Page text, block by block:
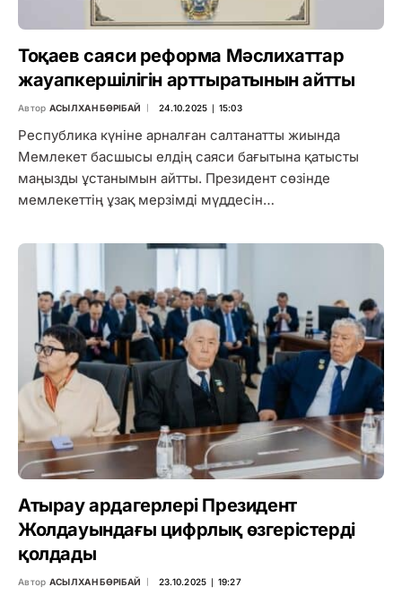
Тоқаев саяси реформа Мәслихаттар
жауапкершілігін арттыратынын айтты
Автор АСЫЛХАН БӨРІБАЙ 24.10.2025 ∣ 15:03
Республика күніне арналған салтанатты жиында
Мемлекет басшысы елдің саяси бағытына қатысты
маңызды ұстанымын айтты. Президент сөзінде
мемлекеттің ұзақ мерзімді мүддесін…
Атырау ардагерлері Президент
Жолдауындағы цифрлық өзгерістерді
қолдады
Автор АСЫЛХАН БӨРІБАЙ 23.10.2025 ∣ 19:27